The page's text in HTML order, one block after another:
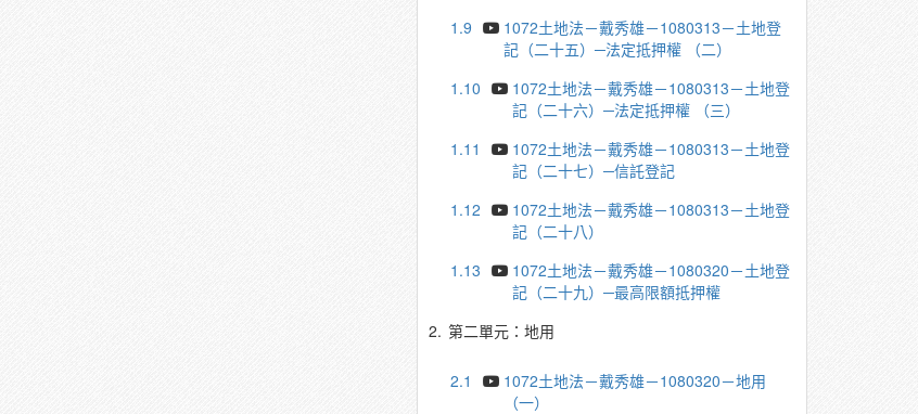
1.9
1072土地法－戴秀雄－1080313－土地登
記（二十五）─法定抵押權 （二）
1.10
1072土地法－戴秀雄－1080313－土地登
記（二十六）─法定抵押權 （三）
1.11
1072土地法－戴秀雄－1080313－土地登
記（二十七）─信託登記
1.12
1072土地法－戴秀雄－1080313－土地登
記（二十八）
1.13
1072土地法－戴秀雄－1080320－土地登
記（二十九）─最高限額抵押權
2. 第二單元：地用
2.1
1072土地法－戴秀雄－1080320－地用
（一）